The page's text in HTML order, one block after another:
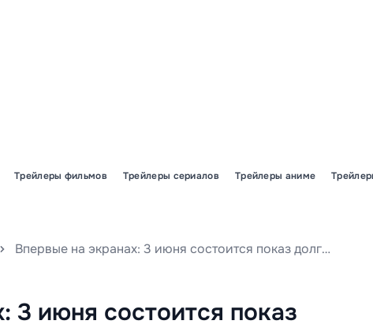
Трейлеры фильмов Трейлеры сериалов Трейлеры аниме
Впервые на экранах: 3 июня состоится показ долгожданной драмы «Галка» с участием Ксении Гусейвой.
3 июня состоится показ